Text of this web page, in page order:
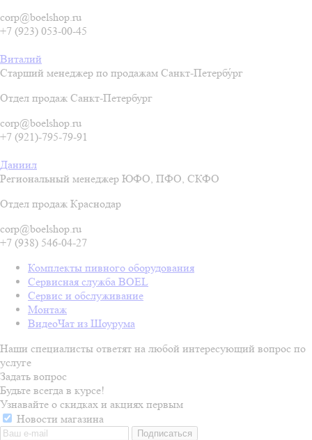
corp@boelshop.ru
+7 (923) 053-00-45
Виталий
Старший менеджер по продажам Санкт-Петербу́рг
Отдел продаж Санкт-Петербург
corp@boelshop.ru
+7 (921)-795-79-91
Даниил
Региональный менеджер ЮФО, ПФО, СКФО
Отдел продаж Краснодар
corp@boelshop.ru
+7 (938) 546-04-27
Комплекты пивного оборудования
Сервисная служба BOEL
Сервис и обслуживание
Монтаж
ВидеоЧат из Шоурума
Наши специалисты ответят на любой интересующий вопрос по
услуге
Задать вопрос
Будьте всегда в курсе!
Узнавайте о скидках и акциях первым
Новости магазина